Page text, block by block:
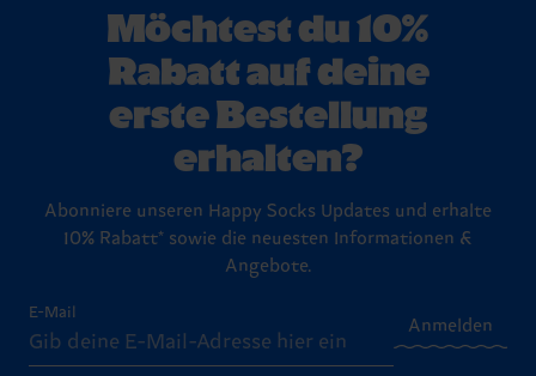
Möchtest du 10%
Rabatt auf deine
erste Bestellung
erhalten?
Abonniere unseren Happy Socks Updates und erhalte
10% Rabatt* sowie die neuesten Informationen &
Angebote.
E-Mail
Anmelden